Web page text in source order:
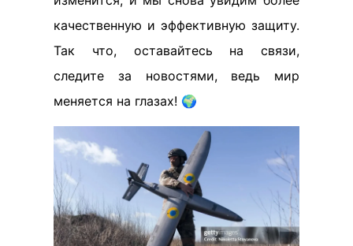
качественную и эффективную защиту.
Так что, оставайтесь на связи,
следите за новостями, ведь мир
меняется на глазах! 🌍